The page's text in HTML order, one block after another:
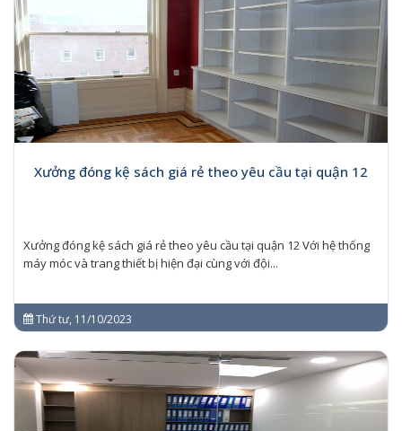
Xưởng đóng kệ sách giá rẻ theo yêu cầu tại quận 12
Xưởng đóng kệ sách giá rẻ theo yêu cầu tại quận 12 Với hệ thống
máy móc và trang thiết bị hiện đại cùng với đội...
Thứ tư, 11/10/2023